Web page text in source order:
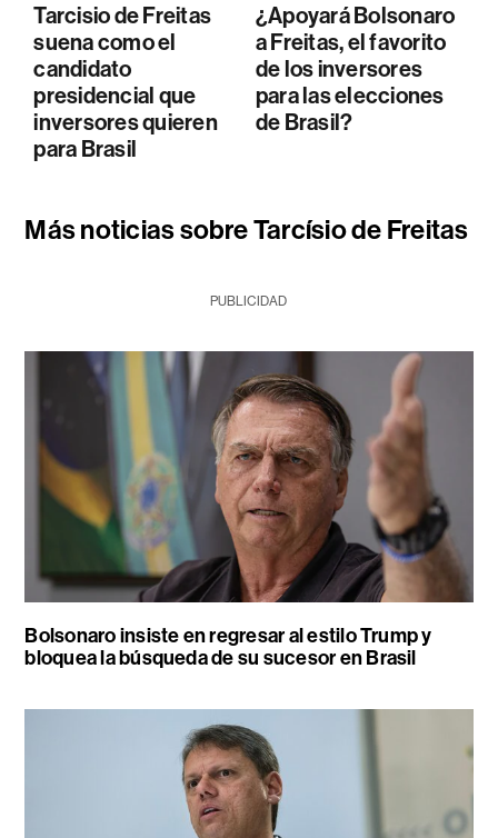
Tarcisio de Freitas
suena como el
candidato
presidencial que
inversores quieren
para Brasil
¿Apoyará Bolsonaro
a Freitas, el favorito
de los inversores
para las elecciones
de Brasil?
Más noticias sobre Tarcísio de Freitas
PUBLICIDAD
Bolsonaro insiste en regresar al estilo Trump y
bloquea la búsqueda de su sucesor en Brasil